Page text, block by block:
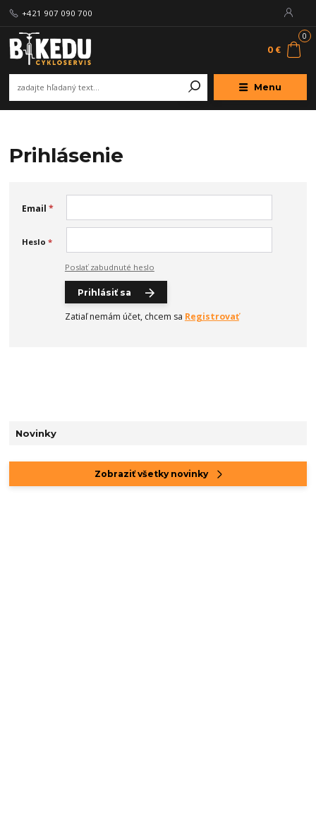
Menu
+421 907 090 700
0
0 €
Novinky
Zobraziť všetky novinky
Prihlásenie
Email *
Heslo *
Poslať zabudnuté heslo
Prihlásiť sa
Zatiaľ nemám účet, chcem sa Registrovať